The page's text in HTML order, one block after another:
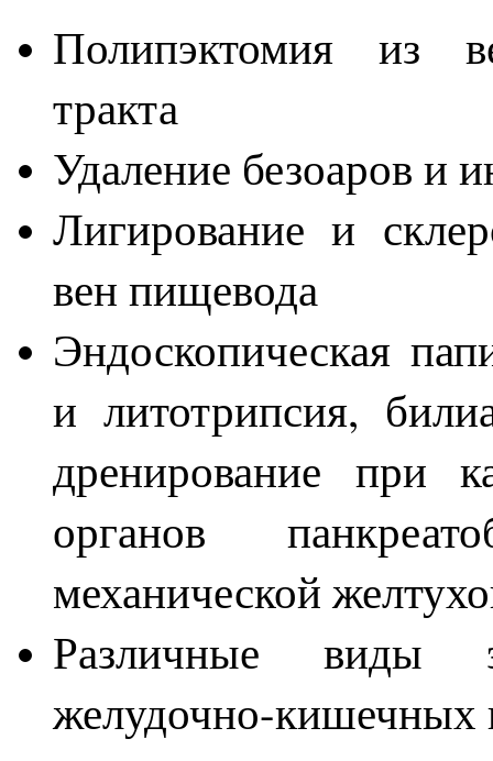
Полипэктомия из
тракта
Удаление безоаров и
Лигирование и
вен пищевода
Эндоскопическая
и литотрипсия,
дренирование при
органов
механической
Различные виды
желудочно-кишечных